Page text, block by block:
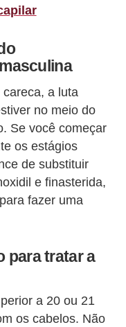
a luta
no meio do
Se você começar
os estágios
de substituir
e finasterida,
fazer uma
para tratar a
a 20 ou 21
os cabelos. Não